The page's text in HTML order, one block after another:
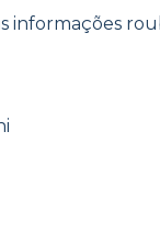
informações